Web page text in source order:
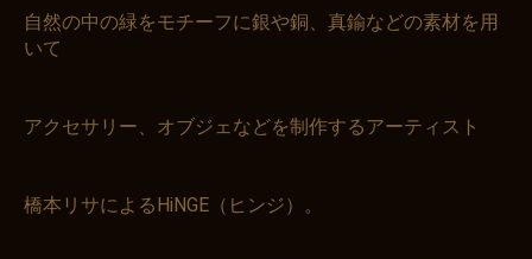
自然の中の緑をモチーフに銀や銅、真鍮などの素材を用
いて
アクセサリー、オブジェなどを制作するアーティスト
橋本リサによるHiNGE（ヒンジ）。